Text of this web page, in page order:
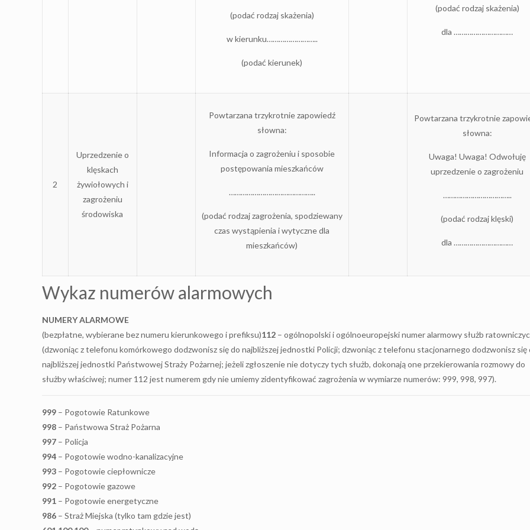
(podać rodzaj skażenia)
w kierunku……………………..
(podać kierunek)
(podać rodzaj skażenia)
dla …………………………
2
Uprzedzenie o
klęskach
żywiołowych i
zagrożeniu
środowiska
Powtarzana trzykrotnie zapowiedź
słowna:
Informacja o zagrożeniu i sposobie
postępowania mieszkańców
……………………………………..
(podać rodzaj zagrożenia, spodziewany
czas wystąpienia i wytyczne dla
mieszkańców)
Powtarzana trzykrotnie
słowna:
Uwaga! Uwaga! Odwołuję
uprzedzenie o zagrożeniu
……………………………..
(podać rodzaj klęski)
dla …………………………
Wykaz numerów alarmowych
NUMERY ALARMOWE
(bezpłatne, wybierane bez numeru kierunkowego i prefiksu)112– ogólnopolski i ogólnoeuropejski numer alarmowy służb
(dzwoniąc z telefonu komórkowego dodzwonisz się do najbliższej jednostki Policji; dzwoniąc z telefonu stacjonarnego dodzwonisz się
najbliższej jednostki Państwowej Straży Pożarnej; jeżeli zgłoszenie nie dotyczy tych służb, dokonają one przekierowania rozmowy do
służby właściwej; numer 112 jest numerem gdy nie umiemy zidentyfikować zagrożenia w wymiarze numerów: 999, 998, 997).
999– Pogotowie Ratunkowe
998– Państwowa Straż Pożarna
997– Policja
994– Pogotowie wodno-kanalizacyjne
993– Pogotowie ciepłownicze
992– Pogotowie gazowe
991– Pogotowie energetyczne
986– Straż Miejska (tylko tam gdzie jest)